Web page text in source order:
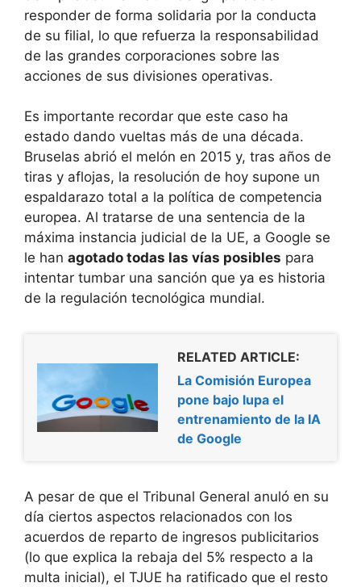
responder de forma solidaria por la conducta
de su filial, lo que refuerza la responsabilidad
de las grandes corporaciones sobre las
acciones de sus divisiones operativas.
Es importante recordar que este caso ha
estado dando vueltas más de una década.
Bruselas abrió el melón en 2015 y, tras años de
tiras y aflojas, la resolución de hoy supone un
espaldarazo total a la política de competencia
europea. Al tratarse de una sentencia de la
máxima instancia judicial de la UE, a Google se
le han agotado todas las vías posibles para
intentar tumbar una sanción que ya es historia
de la regulación tecnológica mundial.
RELATED ARTICLE:
La Comisión Europea
pone bajo lupa el
entrenamiento de la IA
de Google
A pesar de que el Tribunal General anuló en su
día ciertos aspectos relacionados con los
acuerdos de reparto de ingresos publicitarios
(lo que explica la rebaja del 5% respecto a la
multa inicial), el TJUE ha ratificado que el resto